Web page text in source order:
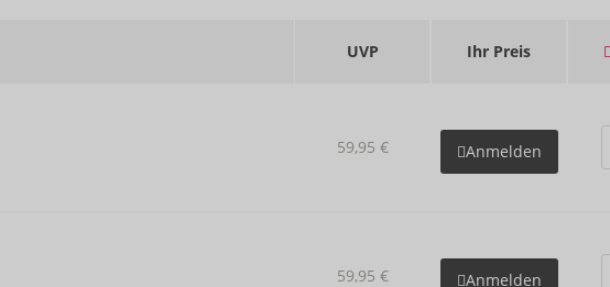
UVP Ihr Preis
59,95 € Anmelden
59,95 € Anmelden